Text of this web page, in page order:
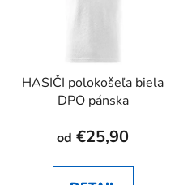
HASIČI polokošeľa biela
DPO pánska
od €25,90